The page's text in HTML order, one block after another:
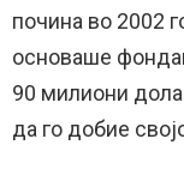
почина во 2002
основаше
90 милиони
да го добие